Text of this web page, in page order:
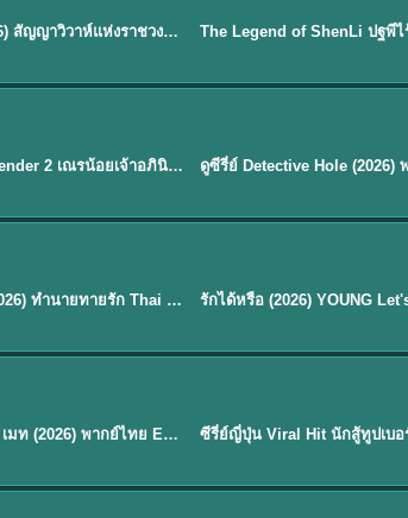
Royal Betrothal (2026) สัญญาวิวาห์แห่งราชวงศ์ พากย์ไทย ซับไทย EP1-32 ★8.5
EP.7Avatar The Last Airbender 2 เณรน้อยเจ้าอภินิหาร พากย์ไทย
ดูซีรีย์ Magic Move (2026) ทำนายทายรัก Thai EP.1-10 HD
EP.8ดูซีรี่ย์ Soul Mate โซล เมท (2026) พากย์ไทย EP.1-8 (จบ) ★7.9